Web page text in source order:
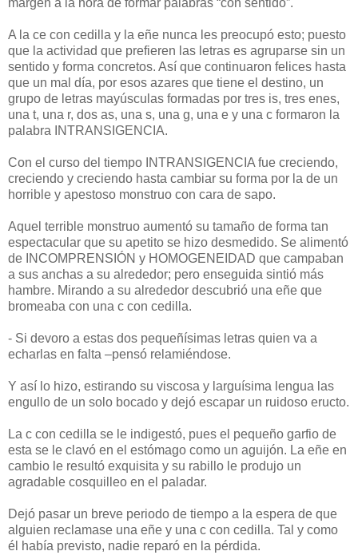
margen a la hora de formar palabras “con sentido”.
A la ce con cedilla y la eñe nunca les preocupó esto; puesto
que la actividad que prefieren las letras es agruparse sin un
sentido y forma concretos. Así que continuaron felices hasta
que un mal día, por esos azares que tiene el destino, un
grupo de letras mayúsculas formadas por tres is, tres enes,
una t, una r, dos as, una s, una g, una e y una c formaron la
palabra INTRANSIGENCIA.
Con el curso del tiempo INTRANSIGENCIA fue creciendo,
creciendo y creciendo hasta cambiar su forma por la de un
horrible y apestoso monstruo con cara de sapo.
Aquel terrible monstruo aumentó su tamaño de forma tan
espectacular que su apetito se hizo desmedido. Se alimentó
de INCOMPRENSIÓN y HOMOGENEIDAD que campaban
a sus anchas a su alrededor; pero enseguida sintió más
hambre. Mirando a su alrededor descubrió una eñe que
bromeaba con una c con cedilla.
- Si devoro a estas dos pequeñísimas letras quien va a
echarlas en falta –pensó relamiéndose.
Y así lo hizo, estirando su viscosa y larguísima lengua las
engullo de un solo bocado y dejó escapar un ruidoso eructo.
La c con cedilla se le indigestó, pues el pequeño garfio de
esta se le clavó en el estómago como un aguijón. La eñe en
cambio le resultó exquisita y su rabillo le produjo un
agradable cosquilleo en el paladar.
Dejó pasar un breve periodo de tiempo a la espera de que
alguien reclamase una eñe y una c con cedilla. Tal y como
él había previsto, nadie reparó en la pérdida.